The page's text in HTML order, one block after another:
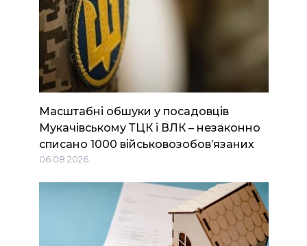
Масштабні обшуки у посадовців
Мукачівському ТЦК і ВЛК – незаконно
списано 1000 військовозобов’язаних
06.08.2026